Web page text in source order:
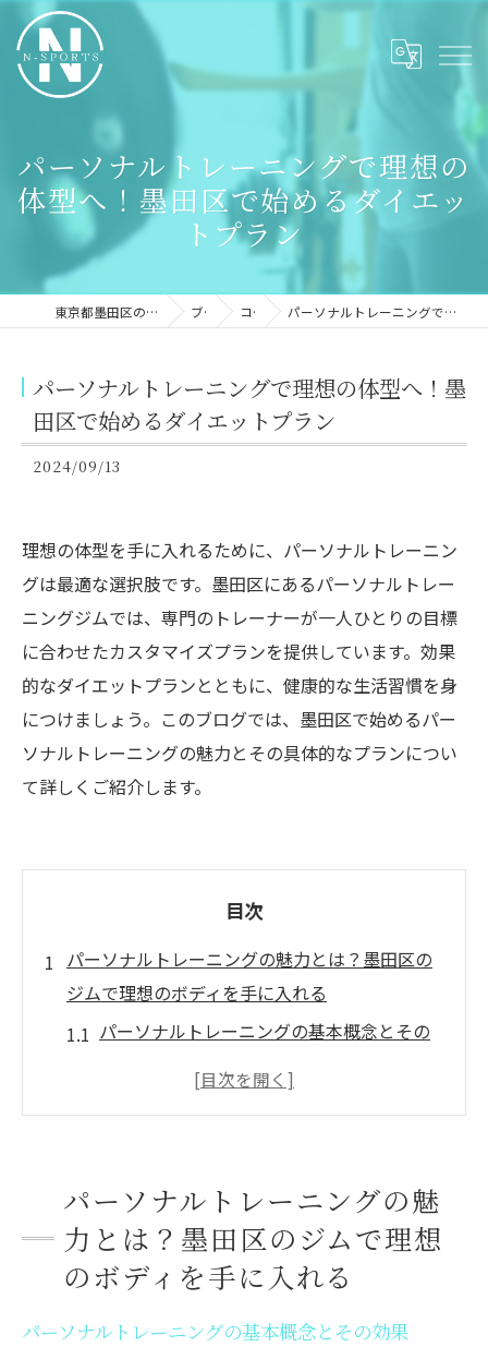
パーソナルトレーニングで理想の
体型へ！墨田区で始めるダイエッ
トプラン
東京都墨田区のパーソナルジムならN-sports ブログ コラム パーソナルトレーニングで理想の体型へ！墨田区で始めるダイエットプラン
パーソナルトレーニングで理想の体型へ！墨
田区で始めるダイエットプラン
2024/09/13
理想の体型を手に入れるために、パーソナルトレーニン
グは最適な選択肢です。墨田区にあるパーソナルトレー
ニングジムでは、専門のトレーナーが一人ひとりの目標
に合わせたカスタマイズプランを提供しています。効果
的なダイエットプランとともに、健康的な生活習慣を身
につけましょう。このブログでは、墨田区で始めるパー
ソナルトレーニングの魅力とその具体的なプランについ
て詳しくご紹介します。
目次
パーソナルトレーニングの魅力とは？墨田区の
ジムで理想のボディを手に入れる
パーソナルトレーニングの基本概念とその
ーニングのステップ
パーソナルトレーニングを選ぶ理由とその
成果
墨田区でのパーソナルトレーニングの実際
パーソナルトレーニングの魅
力とは？墨田区のジムで理想
のボディを手に入れる
パーソナルトレーニングの基本概念とその効果